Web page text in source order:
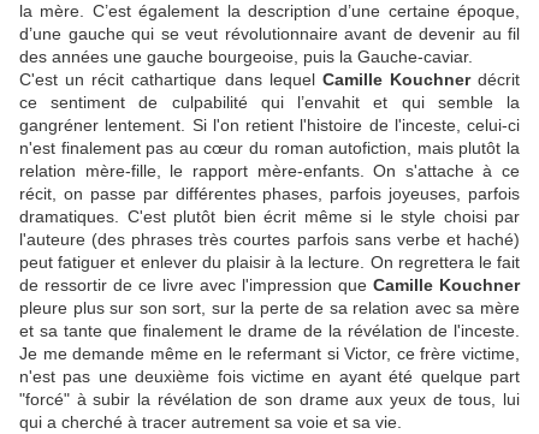
la mère. C’est également la description d’une certaine époque,
d’une gauche qui se veut révolutionnaire avant de devenir au fil
des années une gauche bourgeoise, puis la Gauche-caviar.
C'est un récit cathartique dans lequel Camille Kouchnerdécrit
ce sentiment de culpabilité qui l’envahit et qui semble la
gangréner lentement. Si l'on retient l'histoire de l'inceste, celui-ci
n'est finalement pas au cœur du roman autofiction, mais plutôt la
relation mère-fille, le rapport mère-enfants. On s'attache à ce
récit, on passe par différentes phases, parfois joyeuses, parfois
dramatiques. C'est plutôt bien écrit même si le style choisi par
l'auteure (des phrases très courtes parfois sans verbe et haché)
peut fatiguer et enlever du plaisir à la lecture. On regrettera le fait
de ressortir de ce livre avec l'impression que Camille Kouchner
pleure plus sur son sort, sur la perte de sa relation avec sa mère
et sa tante que finalement le drame de la révélation de l'inceste.
Je me demande même en le refermant si Victor, ce frère victime,
n'est pas une deuxième fois victime en ayant été quelque part
"forcé" à subir la révélation de son drame aux yeux de tous, lui
qui a cherché à tracer autrement sa voie et sa vie.